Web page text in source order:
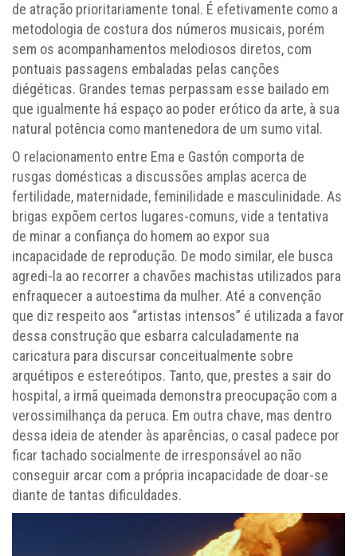
de atração prioritariamente tonal. É efetivamente como a
metodologia de costura dos números musicais, porém
sem os acompanhamentos melodiosos diretos, com
pontuais passagens embaladas pelas canções
diégéticas. Grandes temas perpassam esse bailado em
que igualmente há espaço ao poder erótico da arte, à sua
natural potência como mantenedora de um sumo vital.
O relacionamento entre Ema e Gastón comporta de
rusgas domésticas a discussões amplas acerca de
fertilidade, maternidade, feminilidade e masculinidade. As
brigas expõem certos lugares-comuns, vide a tentativa
de minar a confiança do homem ao expor sua
incapacidade de reprodução. De modo similar, ele busca
agredi-la ao recorrer a chavões machistas utilizados para
enfraquecer a autoestima da mulher. Até a convenção
que diz respeito aos “artistas intensos” é utilizada a favor
dessa construção que esbarra calculadamente na
caricatura para discursar conceitualmente sobre
arquétipos e estereótipos. Tanto, que, prestes a sair do
hospital, a irmã queimada demonstra preocupação com a
verossimilhança da peruca. Em outra chave, mas dentro
dessa ideia de atender às aparências, o casal padece por
ficar tachado socialmente de irresponsável ao não
conseguir arcar com a própria incapacidade de doar-se
diante de tantas dificuldades.